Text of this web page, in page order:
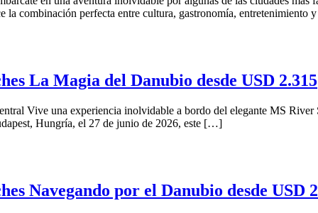
la combinación perfecta entre cultura, gastronomía,
La Magia del Danubio desde USD 2.315
Vive una experiencia inolvidable a bordo del elegante MS
Hungría, el 27 de junio de 2026, este […]
Navegando por el Danubio desde USD